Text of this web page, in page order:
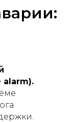
alarm).